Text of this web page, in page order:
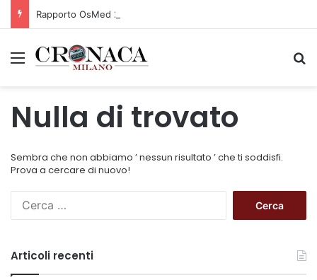
Rapporto OsMed 2025 sull’uso dei farmaci in Italia
Menu
Nulla di trovato
Sembra che non abbiamo ’ nessun risultato ’ che ti soddisfi.
Prova a cercare di nuovo!
c
Articoli recenti